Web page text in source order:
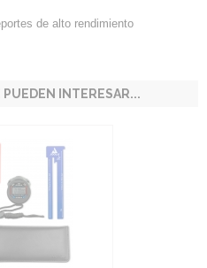
de alto rendimiento
INTERESAR...